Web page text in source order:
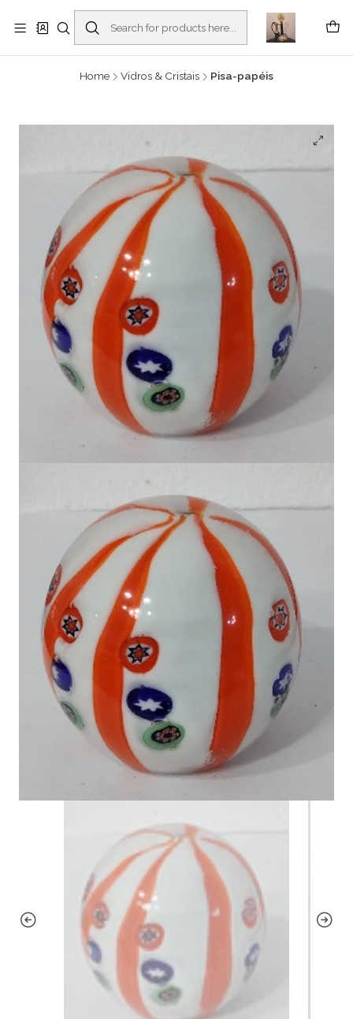
Buscantiguidades - Leilões. Colecionismo e antiguidades em Viana do
Castelo -
Read more
Home Vidros & Cristais Pisa-papéis